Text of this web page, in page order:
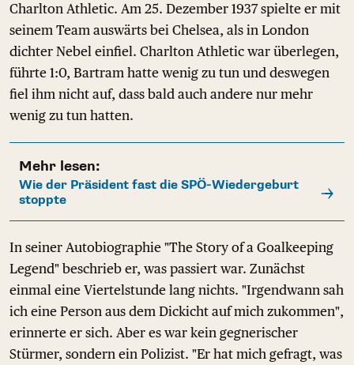
Charlton Athletic. Am 25. Dezember 1937 spielte er mit
seinem Team auswärts bei Chelsea, als in London
dichter Nebel einfiel. Charlton Athletic war überlegen,
führte 1:0, Bartram hatte wenig zu tun und deswegen
fiel ihm nicht auf, dass bald auch andere nur mehr
wenig zu tun hatten.
Mehr lesen:
Wie der Präsident fast die SPÖ-Wiedergeburt
stoppte
In seiner Autobiographie "The Story of a Goalkeeping
Legend" beschrieb er, was passiert war. Zunächst
einmal eine Viertelstunde lang nichts. "Irgendwann sah
ich eine Person aus dem Dickicht auf mich zukommen",
erinnerte er sich. Aber es war kein gegnerischer
Stürmer, sondern ein Polizist. "Er hat mich gefragt, was